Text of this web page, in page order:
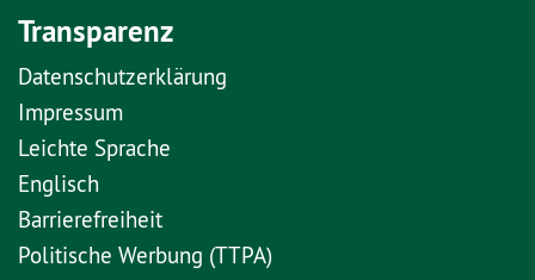
Transparenz
Datenschutzerklärung
Impressum
Leichte Sprache
Englisch
Barrierefreiheit
Politische Werbung (TTPA)